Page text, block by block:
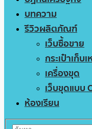
บทความ
รีวิวผลิตภัณฑ์
เว็บซื้อขาย
กระเป๋าเก็บ
เครื่องขุด
เว็บขุดแบบ
ห้องเรียน